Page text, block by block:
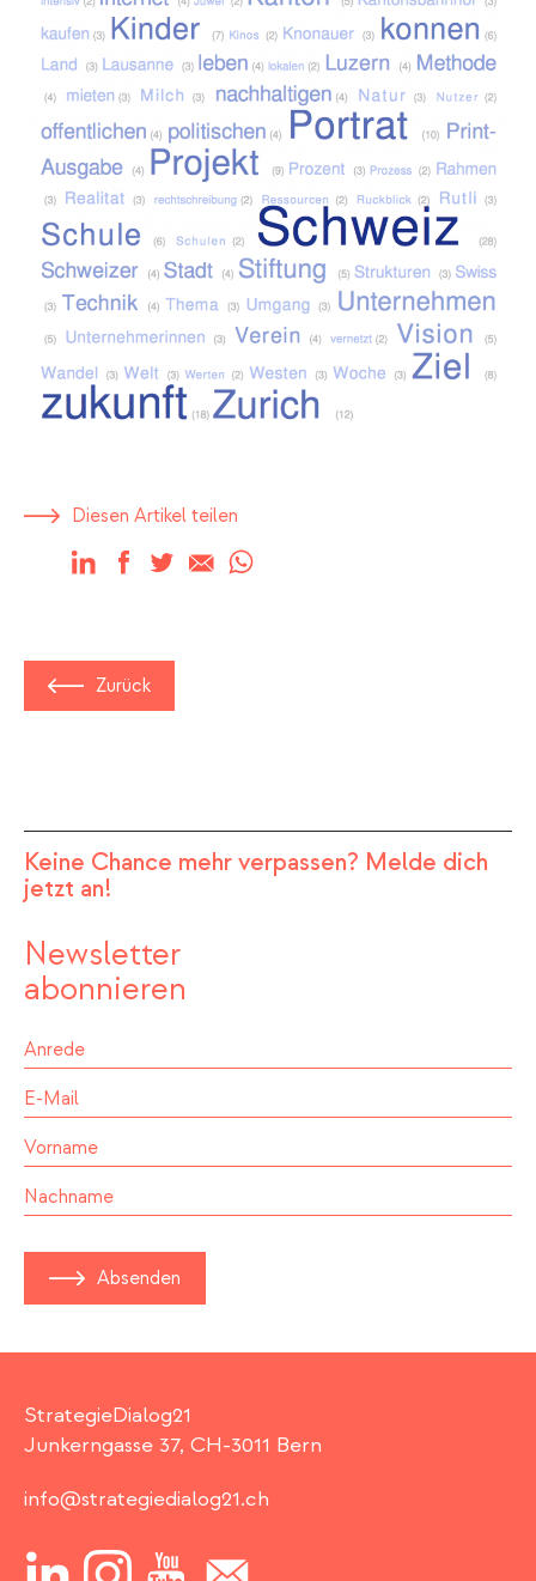
Diesen Artikel teilen
LinkedInFacebook
TwitterE-mail
Zurück
Keine Chance mehr verpassen? Melde dich
jetzt an!
Newsletter
abonnieren
Absenden
StrategieDialog21
Junkerngasse 37, CH-3011 Bern
info@strategiedialog21.ch